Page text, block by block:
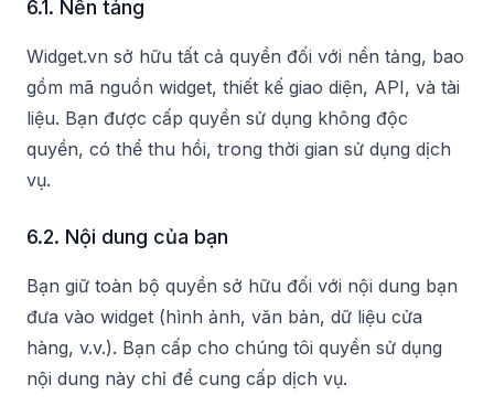
6.1. Nền tảng
Widget.vn sở hữu tất cả quyền đối với nền tảng, bao
gồm mã nguồn widget, thiết kế giao diện, API, và tài
liệu. Bạn được cấp quyền sử dụng không độc
quyền, có thể thu hồi, trong thời gian sử dụng dịch
vụ.
6.2. Nội dung của bạn
Bạn giữ toàn bộ quyền sở hữu đối với nội dung bạn
đưa vào widget (hình ảnh, văn bản, dữ liệu cửa
hàng, v.v.). Bạn cấp cho chúng tôi quyền sử dụng
nội dung này chỉ để cung cấp dịch vụ.